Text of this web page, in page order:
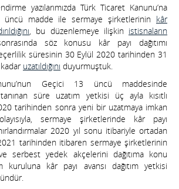
yazılarımızda Türk Ticaret Kanunu’na
madde ile sermaye şirketlerinin kâr
, bu düzenlemeye ilişkin istisnaların
söz konusu kâr payı dağıtımı
geçerlilik süresinin 30 Eylül 2020 tarihinden 31
uzatıldığını duyurmuştuk.
Geçici 13 üncü maddesinde
tanınan süre uzatım yetkisi üç ayla kısıtlı
tarihinden sonra yeni bir uzatmaya imkan
sermaye şirketlerinde kâr payı
2020 yıl sonu itibariyle ortadan
tarihinden itibaren sermaye şirketlerinin
serbest yedek akçelerini dağıtıma konu
kâr payı avansı dağıtım yetkisi